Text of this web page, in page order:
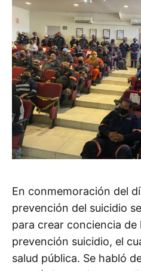
En conmemoración del
prevención del suicidio
para crear conciencia
prevención suicidio, el
salud pública. Se habló